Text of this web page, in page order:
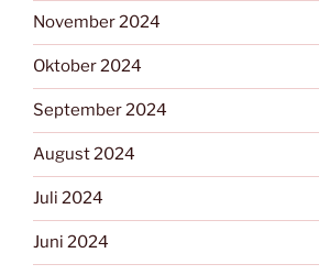
November 2024
Oktober 2024
September 2024
August 2024
Juli 2024
Juni 2024